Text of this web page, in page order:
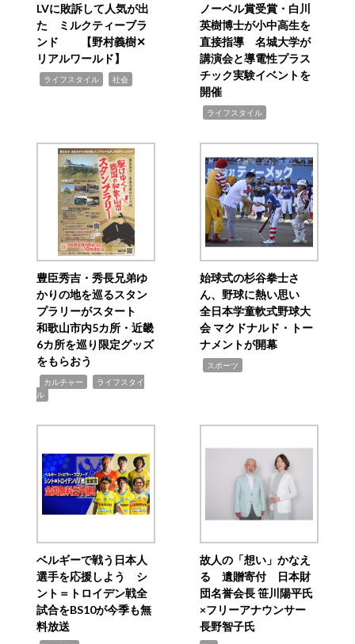
LVに敗訴して人気が出
た ミルクティーブラ
ンド 【野村義樹✕
リアルワールド】
ライフスタイル 社会
ノーベル賞受賞・白川
英樹博士が小中高生を
直接指導 名城大学が
講演会と導電性プラス
チック実験イベントを
開催
ライフスタイル
豊臣秀吉・秀長兄弟ゆ
かりの地を巡るスタン
プラリーがスタート
和歌山市内5カ所・近畿
6カ所を巡り限定グッズ
をもらおう
カルチャー
ライフスタイ
ル
始球式の杉谷拳士さ
ん、野球に熱い思い
全日本学童軟式野球大
会 マクドナルド・トー
ナメントが開幕
スポーツ
ベルギーで戦う日本人
選手を応援しよう シ
ント＝トロイデン戦全
試合をBS10が今季も無
料放送
故人の「想い」かなえ
る 遺贈寄付 日本財
団名誉会長 笹川陽平氏
×フリーアナウンサー
長野智子氏